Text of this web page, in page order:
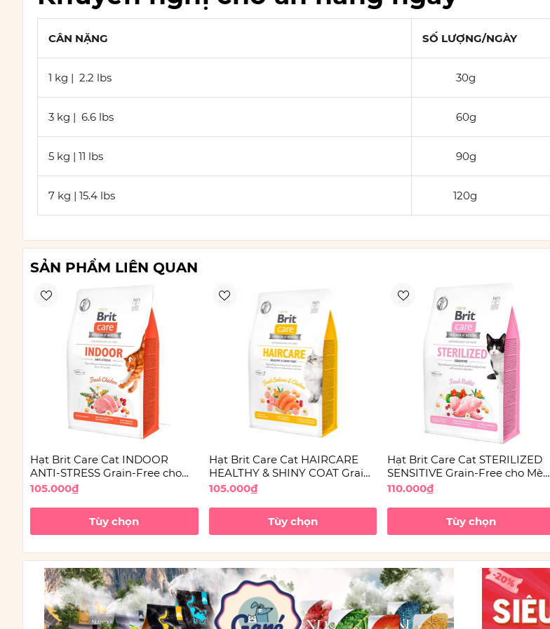
CÂN NẶNG SỐ LƯỢNG/NGÀY
1 kg | 2.2 lbs 30g
3 kg | 6.6 lbs 60g
5 kg | 11 lbs 90g
7 kg | 15.4 lbs 120g
SẢN PHẨM LIÊN QUAN
Hạt Brit Care Cat INDOOR
ANTI-STRESS Grain-Free cho
Mèo
105.000₫
Tùy chọn
Hạt Brit Care Cat HAIRCARE
HEALTHY & SHINY COAT Grain-
Free dưỡng lông cho Mèo
105.000₫
Tùy chọn
Hạt Brit Care Cat STERILIZED
SENSITIVE Grain-Free cho Mèo
triệt sản Tiêu hóa nhạy cảm
110.000₫
Tùy chọn